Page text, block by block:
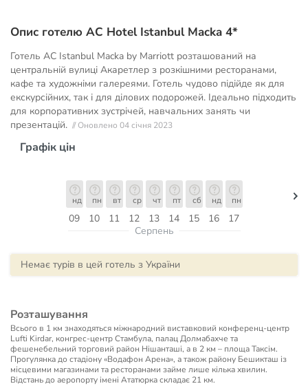
Опис готелю AC Hotel Istanbul Macka 4*
Готель AC Istanbul Macka by Marriott розташований на
центральній вулиці Акаретлер з розкішними ресторанами,
кафе та художніми галереями. Готель чудово підійде як для
екскурсійних, так і для ділових подорожей. Ідеально підходить
для корпоративних зустрічей, навчальних занять чи
презентацій. // Оновлено 04 січня 2023
Графік цін
09
нд
10
пн
11
вт
12
ср
13
чт
14
пт
15
сб
16
нд
17
пн
Серпень
Немає турів в цей готель з України
Розташування
Всього в 1 км знаходяться міжнародний виставковий конференц-центр
Lufti Kirdar, конгрес-центр Стамбула, палац Долмабахче та
фешенебельний торговий район Нішанташі, а в 2 км – площа Таксім.
Прогулянка до стадіону «Водафон Арена», а також району Бешикташ із
місцевими магазинами та ресторанами займе лише кілька хвилин.
Відстань до аеропорту імені Ататюрка складає 21 км.